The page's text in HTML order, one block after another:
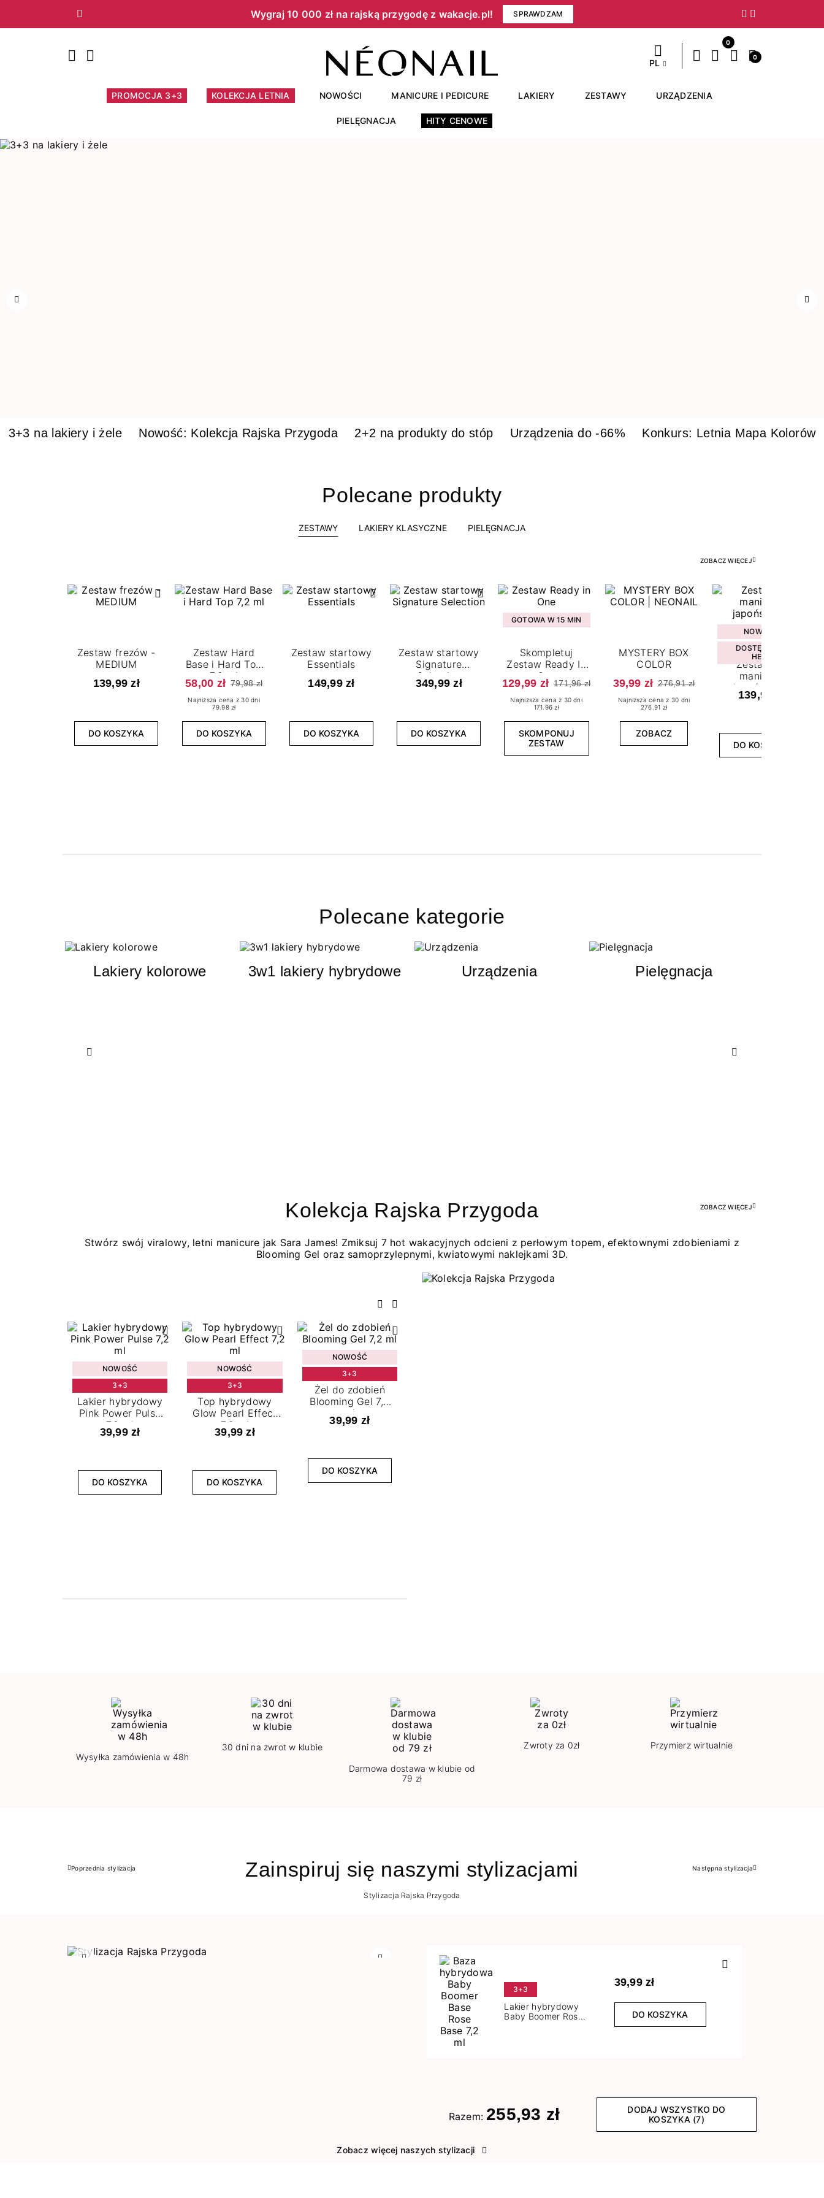
Wygraj 10 000 zł na rajską przygodę z wakacje.pl!​ SPRAWDZAM
Poprzedni Następny
PL
0
0
PROMOCJA 3+3 KOLEKCJA LETNIA NOWOŚCI MANICURE I PEDICURE LAKIERY ZESTAWY URZĄDZENIA
PIELĘGNACJA HITY CENOWE
3+3 na lakiery i żele Nowość: Kolekcja Rajska Przygoda 2+2 na produkty do stóp Urządzenia do -66% Konkurs: Letnia Mapa Kolorów
Polecane produkty
ZESTAWY LAKIERY KLASYCZNE PIELĘGNACJA
ZOBACZ WIĘCEJ
Zestaw frezów -
MEDIUM
139,99 zł
DO KOSZYKA
Zestaw Hard
Base i Hard Top
7,2 ml
58,00 zł 79,98 zł
Najniższa cena z 30 dni
79.98 zł
DO KOSZYKA
Zestaw startowy
Essentials
149,99 zł
DO KOSZYKA
Zestaw startowy
Signature
Selection
349,99 zł
DO KOSZYKA
GOTOWA W 15 MIN
Skompletuj
Zestaw Ready In
One
129,99 zł 171,96 zł
Najniższa cena z 30 dni
171.96 zł
SKOMPONUJ
ZESTAW
MYSTERY BOX
COLOR
39,99 zł 276,91 zł
Najniższa cena z 30 dni
276.91 zł
ZOBACZ
NOWOŚĆ
DOSTĘPNY W
HEBE
Zestaw do
manicure
japońskiego
139,99 zł
DO KOSZYKA
Polecane kategorie
Lakiery kolorowe 3w1 lakiery hybrydowe Urządzenia Pielęgnacja
Kolekcja Rajska Przygoda ZOBACZ WIĘCEJ
Stwórz swój viralowy, letni manicure jak Sara James! Zmiksuj 7 hot wakacyjnych odcieni z perłowym topem, efektownymi zdobieniami z
Blooming Gel oraz samoprzylepnymi, kwiatowymi naklejkami 3D.
Poprzedni
Następny
NOWOŚĆ
3+3
Lakier hybrydowy
Pink Power Pulse
7,2 ml
39,99 zł
DO KOSZYKA
NOWOŚĆ
3+3
Top hybrydowy
Glow Pearl Effect
7,2 ml
39,99 zł
DO KOSZYKA
NOWOŚĆ
3+3
Żel do zdobień
Blooming Gel 7,2
ml
39,99 zł
DO KOSZYKA
Wysyłka zamówienia w 48h
30 dni na zwrot w klubie
Darmowa dostawa w klubie od
79 zł
Zwroty za 0zł Przymierz wirtualnie
Zainspiruj się naszymi stylizacjami
Poprzedni
Poprzednia stylizacja Następny
Następna stylizacja
Stylizacja Rajska Przygoda
3+3
Lakier hybrydowy
Baby Boomer Rose
39,99 zł
DO KOSZYKA
Razem: 255,93 zł
DODAJ WSZYSTKO DO
KOSZYKA (7)
Zobacz więcej naszych stylizacji